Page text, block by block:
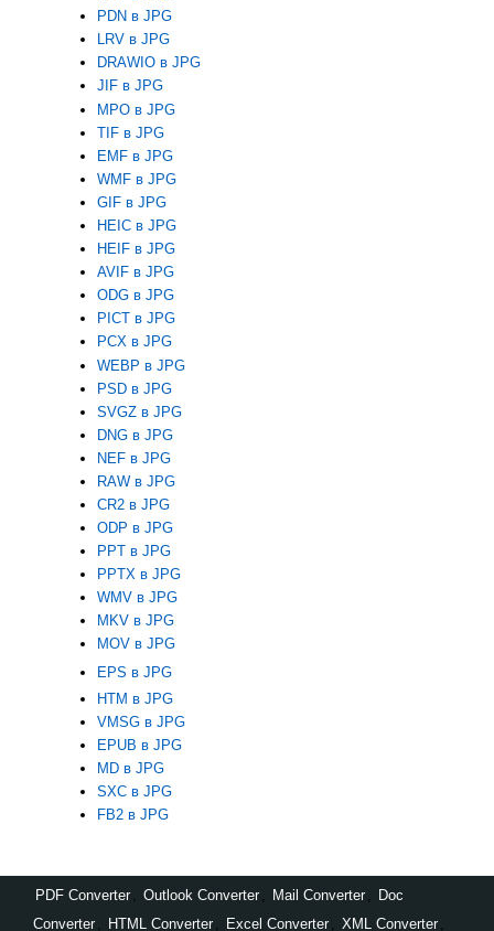
PDN в JPG
LRV в JPG
DRAWIO в JPG
JIF в JPG
MPO в JPG
TIF в JPG
EMF в JPG
WMF в JPG
GIF в JPG
HEIC в JPG
HEIF в JPG
AVIF в JPG
ODG в JPG
PICT в JPG
PCX в JPG
WEBP в JPG
PSD в JPG
SVGZ в JPG
DNG в JPG
NEF в JPG
RAW в JPG
CR2 в JPG
ODP в JPG
PPT в JPG
PPTX в JPG
WMV в JPG
MKV в JPG
MOV в JPG
EPS в JPG
HTM в JPG
VMSG в JPG
EPUB в JPG
MD в JPG
SXC в JPG
FB2 в JPG
PDF Converter Outlook Converter Mail Converter
Doc
Converter
HTML Converter Excel Converter XML Converter